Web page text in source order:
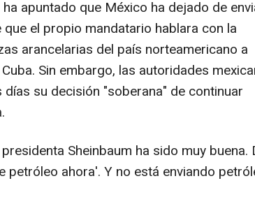
apuntado que México ha dejado de
el propio mandatario hablara con la
arancelarias del país norteamericano a
Sin embargo, las autoridades
su decisión "soberana" de continuar
Sheinbaum ha sido muy buena.
petróleo ahora'. Y no está enviando